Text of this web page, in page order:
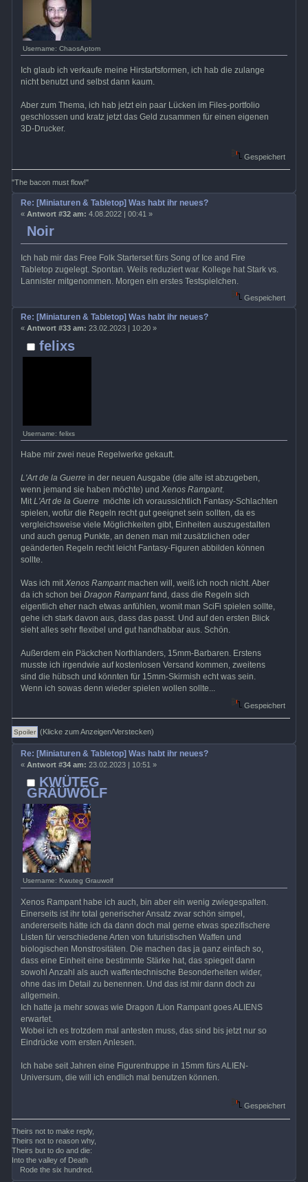
Username: ChaosAptom
Ich glaub ich verkaufe meine Hirstartsformen, ich hab die zulange
nicht benutzt und selbst dann kaum.
Aber zum Thema, ich hab jetzt ein paar Lücken im Files-portfolio
geschlossen und kratz jetzt das Geld zusammen für einen eigenen
3D-Drucker.
Gespeichert
"The bacon must flow!"
Noir
Re: [Miniaturen & Tabletop] Was habt ihr neues?
« Antwort #32 am: 4.08.2022 | 00:41 »
Ich hab mir das Free Folk Starterset fürs Song of Ice and Fire
Tabletop zugelegt. Spontan. Weils reduziert war. Kollege hat Stark vs.
Lannister mitgenommen. Morgen ein erstes Testspielchen.
Gespeichert
felixs
Username: felixs
Re: [Miniaturen & Tabletop] Was habt ihr neues?
« Antwort #33 am: 23.02.2023 | 10:20 »
Habe mir zwei neue Regelwerke gekauft.
L'Art de la Guerrein der neuen Ausgabe (die alte ist abzugeben,
wenn jemand sie haben möchte) und Xenos Rampant.
MitL'Art de la Guerremöchte ich voraussichtlich Fantasy-Schlachten
spielen, wofür die Regeln recht gut geeignet sein sollten, da es
vergleichsweise viele Möglichkeiten gibt, Einheiten auszugestalten
und auch genug Punkte, an denen man mit zusätzlichen oder
geänderten Regeln recht leicht Fantasy-Figuren abbilden können
sollte.
Was ich mitXenos Rampantmachen will, weiß ich noch nicht. Aber
da ich schon bei Dragon Rampantfand, dass die Regeln sich
eigentlich eher nach etwas anfühlen, womit man SciFi spielen sollte,
gehe ich stark davon aus, dass das passt. Und auf den ersten Blick
sieht alles sehr flexibel und gut handhabbar aus. Schön.
Außerdem ein Päckchen Northlanders, 15mm-Barbaren. Erstens
musste ich irgendwie auf kostenlosen Versand kommen, zweitens
sind die hübsch und könnten für 15mm-Skirmish echt was sein.
Wenn ich sowas denn wieder spielen wollen sollte...
Gespeichert
(Klicke zum Anzeigen/Verstecken)
KWÜTEG
GRÄÜWÖLF
Username: Kwuteg Grauwolf
Re: [Miniaturen & Tabletop] Was habt ihr neues?
« Antwort #34 am: 23.02.2023 | 10:51 »
Xenos Rampant habe ich auch, bin aber ein wenig zwiegespalten.
Einerseits ist ihr total generischer Ansatz zwar schön simpel,
andererseits hätte ich da dann doch mal gerne etwas spezifischere
Listen für verschiedene Arten von futuristischen Waffen und
biologischen Monstrositäten. Die machen das ja ganz einfach so,
dass eine Einheit eine bestimmte Stärke hat, das spiegelt dann
sowohl Anzahl als auch waffentechnische Besonderheiten wider,
ohne das im Detail zu benennen. Und das ist mir dann doch zu
allgemein.
Ich hatte ja mehr sowas wie Dragon /Lion Rampant goes ALIENS
erwartet.
Wobei ich es trotzdem mal antesten muss, das sind bis jetzt nur so
Eindrücke vom ersten Anlesen.
Ich habe seit Jahren eine Figurentruppe in 15mm fürs ALIEN-
Universum, die will ich endlich mal benutzen können.
Gespeichert
Theirs not to make reply,
Theirs not to reason why,
Theirs but to do and die:
Into the valley of Death
Rode the six hundred.